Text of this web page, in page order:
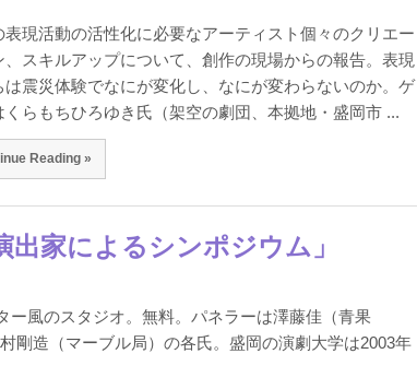
表現活動の活性化に必要なアーティスト個々のクリエー
、スキルアップについて、創作の現場からの報告。表現
は震災体験でなにが変化し、なにが変わらないのか。ゲ
くらもちひろゆき氏（架空の劇団、本拠地・盛岡市 ...
Reading »
家によるシンポジウム」
ー風のスタジオ。無料。パネラーは澤藤佳（青果
剛造（マーブル局）の各氏。盛岡の演劇大学は2003年